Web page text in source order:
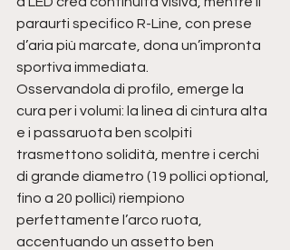
paraurti specifico R-Line, con prese
d’aria più marcate, dona un’impronta
sportiva immediata.
Osservandola di profilo, emerge la
cura per i volumi: la linea di cintura alta
e i passaruota ben scolpiti
trasmettono solidità, mentre i cerchi
di grande diametro (19 pollici optional,
fino a 20 pollici) riempiono
perfettamente l’arco ruota,
accentuando un assetto ben